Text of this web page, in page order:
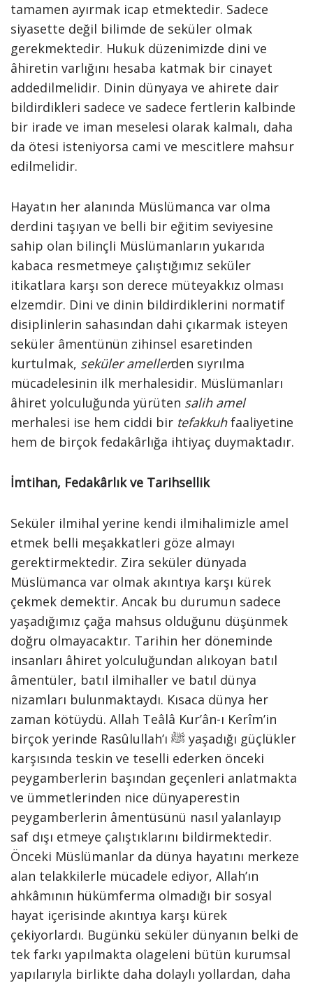
tamamen ayırmak icap etmektedir. Sadece
siyasette değil bilimde de seküler olmak
gerekmektedir. Hukuk düzenimizde dini ve
âhiretin varlığını hesaba katmak bir cinayet
addedilmelidir. Dinin dünyaya ve ahirete dair
bildirdikleri sadece ve sadece fertlerin kalbinde
bir irade ve iman meselesi olarak kalmalı, daha
da ötesi isteniyorsa cami ve mescitlere mahsur
edilmelidir.
Hayatın her alanında Müslümanca var olma
derdini taşıyan ve belli bir eğitim seviyesine
sahip olan bilinçli Müslümanların yukarıda
kabaca resmetmeye çalıştığımız seküler
itikatlara karşı son derece müteyakkız olması
elzemdir. Dini ve dinin bildirdiklerini normatif
disiplinlerin sahasından dahi çıkarmak isteyen
seküler âmentünün zihinsel esaretinden
kurtulmak, seküler amellerden sıyrılma
mücadelesinin ilk merhalesidir. Müslümanları
âhiret yolculuğunda yürüten salih amel
merhalesi ise hem ciddi bir tefakkuhfaaliyetine
hem de birçok fedakârlığa ihtiyaç duymaktadır.
İmtihan, Fedakârlık ve Tarihsellik
Seküler ilmihal yerine kendi ilmihalimizle amel
etmek belli meşakkatleri göze almayı
gerektirmektedir. Zira seküler dünyada
Müslümanca var olmak akıntıya karşı kürek
çekmek demektir. Ancak bu durumun sadece
yaşadığımız çağa mahsus olduğunu düşünmek
doğru olmayacaktır. Tarihin her döneminde
insanları âhiret yolculuğundan alıkoyan batıl
âmentüler, batıl ilmihaller ve batıl dünya
nizamları bulunmaktaydı. Kısaca dünya her
zaman kötüydü. Allah Teâlâ Kur’ân-ı Kerîm’in
birçok yerinde Rasûlullah’ı ﷺ yaşadığı güçlükler
karşısında teskin ve teselli ederken önceki
peygamberlerin başından geçenleri anlatmakta
ve ümmetlerinden nice dünyaperestin
peygamberlerin âmentüsünü nasıl yalanlayıp
saf dışı etmeye çalıştıklarını bildirmektedir.
Önceki Müslümanlar da dünya hayatını merkeze
alan telakkilerle mücadele ediyor, Allah’ın
ahkâmının hükümferma olmadığı bir sosyal
hayat içerisinde akıntıya karşı kürek
çekiyorlardı. Bugünkü seküler dünyanın belki de
tek farkı yapılmakta olageleni bütün kurumsal
yapılarıyla birlikte daha dolaylı yollardan, daha